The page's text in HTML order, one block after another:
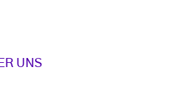
UNS